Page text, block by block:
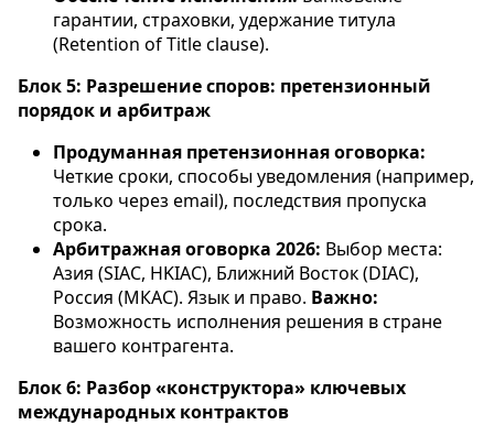
гарантии, страховки, удержание титула
(Retention of Title clause).
Блок 5: Разрешение споров: претензионный
порядок и арбитраж
Продуманная претензионная оговорка:
Четкие сроки, способы уведомления (например,
только через email), последствия пропуска
срока.
Арбитражная оговорка 2026: Выбор места:
Азия (SIAC, HKIAC), Ближний Восток (DIAC),
Россия (МКАС). Язык и право. Важно:
Возможность исполнения решения в стране
вашего контрагента.
Блок 6: Разбор «конструктора» ключевых
международных контрактов